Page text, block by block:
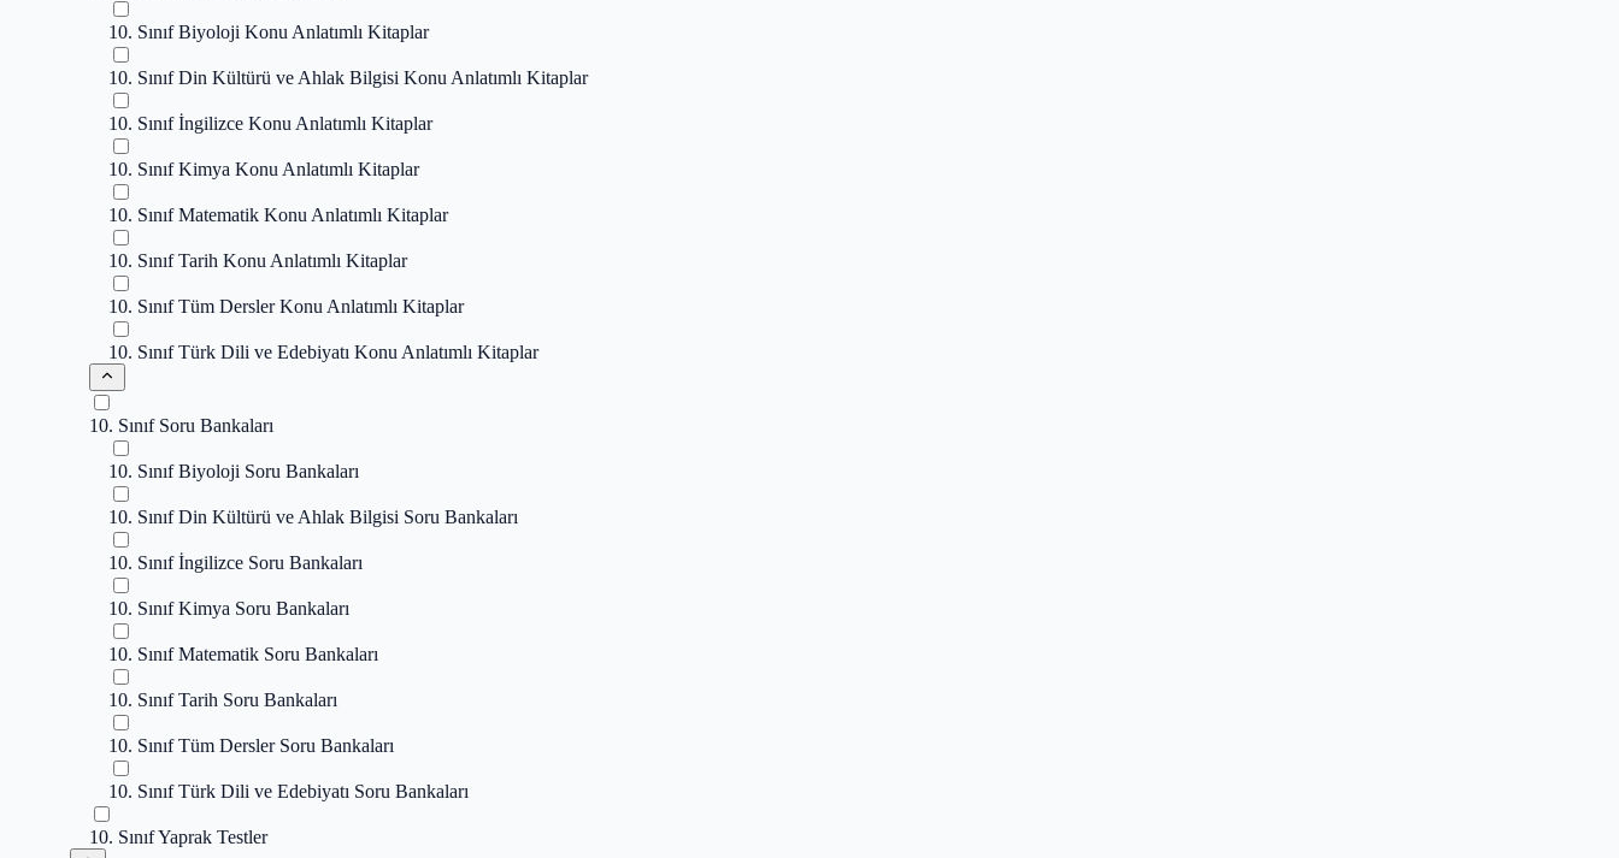
10. Sınıf Biyoloji Konu Anlatımlı Kitaplar
10. Sınıf Din Kültürü ve Ahlak Bilgisi Konu Anlatımlı Kitaplar
10. Sınıf İngilizce Konu Anlatımlı Kitaplar
10. Sınıf Kimya Konu Anlatımlı Kitaplar
10. Sınıf Matematik Konu Anlatımlı Kitaplar
10. Sınıf Tarih Konu Anlatımlı Kitaplar
10. Sınıf Tüm Dersler Konu Anlatımlı Kitaplar
10. Sınıf Türk Dili ve Edebiyatı Konu Anlatımlı Kitaplar
10. Sınıf Soru Bankaları
10. Sınıf Biyoloji Soru Bankaları
10. Sınıf Din Kültürü ve Ahlak Bilgisi Soru Bankaları
10. Sınıf İngilizce Soru Bankaları
10. Sınıf Kimya Soru Bankaları
10. Sınıf Matematik Soru Bankaları
10. Sınıf Tarih Soru Bankaları
10. Sınıf Tüm Dersler Soru Bankaları
10. Sınıf Türk Dili ve Edebiyatı Soru Bankaları
10. Sınıf Yaprak Testler